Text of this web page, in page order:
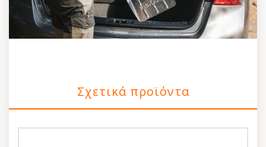
Σχετικά προϊόντα